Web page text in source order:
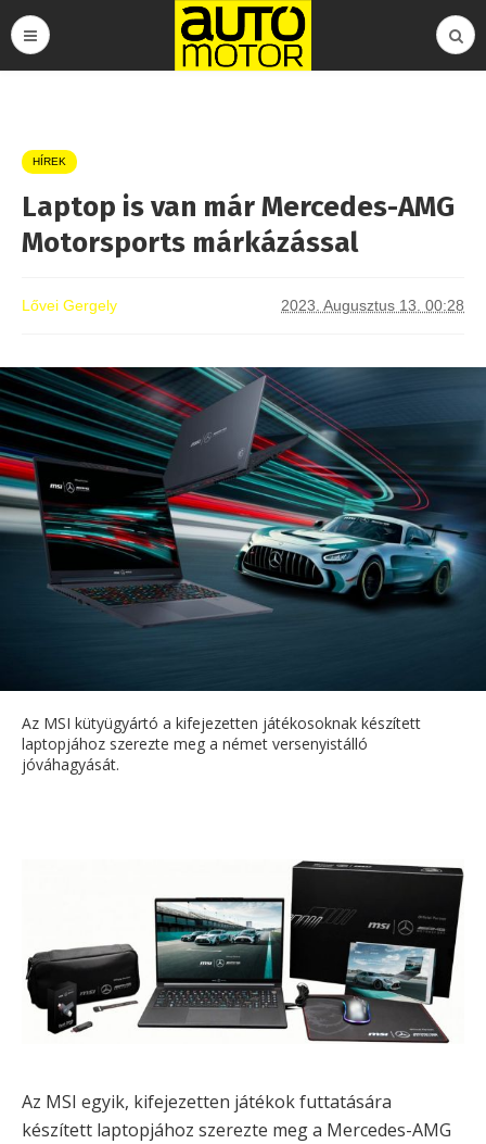
HÍREK
Laptop is van már Mercedes-AMG
Motorsports márkázással
Lővei Gergely 2023. Augusztus 13. 00:28
Az MSI kütyügyártó a kifejezetten játékosoknak készített
laptopjához szerezte meg a német versenyistálló
jóváhagyását.
Az MSI egyik, kifejezetten játékok futtatására
készített laptopjához szerezte meg a Mercedes-AMG